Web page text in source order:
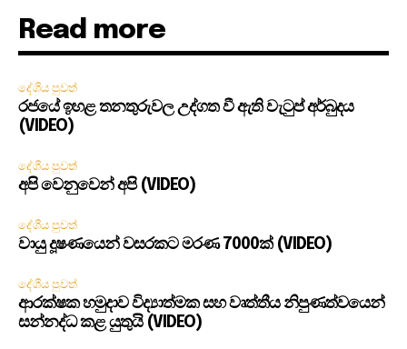
Read more
දේශීය පුවත්
රජයේ ඉහළ තනතුරුවල උද්ගත වී ඇති වැටුප් අර්බුදය
(VIDEO)
දේශීය පුවත්
අපි වෙනුවෙන් අපි (VIDEO)
දේශීය පුවත්
වායු දූෂණයෙන් වසරකට මරණ 7000ක් (VIDEO)
දේශීය පුවත්
ආරක්ෂක හමුදාව විද්‍යාත්මක සහ වෘත්තීය නිපුණත්වයෙන්
සන්නද්ධ කළ යුතුයි (VIDEO)